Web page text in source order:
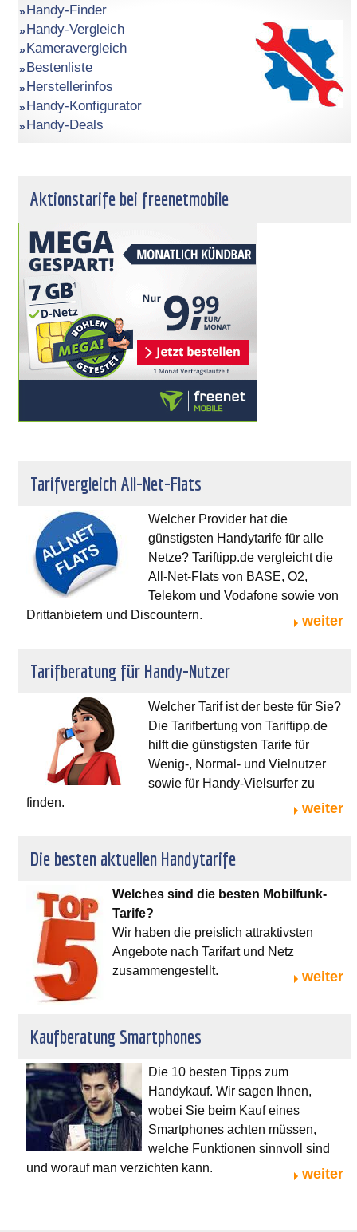
Handy-Finder
Handy-Vergleich
Kameravergleich
Bestenliste
Herstellerinfos
Handy-Konfigurator
Handy-Deals
Aktionstarife bei freenetmobile
Tarifvergleich All-Net-Flats
Welcher Provider hat die
günstigsten Handytarife für alle
Netze? Tariftipp.de vergleicht die
All-Net-Flats von BASE, O2,
Telekom und Vodafone sowie von
Drittanbietern und Discountern.
weiter
Tarifberatung für Handy-Nutzer
Welcher Tarif ist der beste für Sie?
Die Tarifbertung von Tariftipp.de
hilft die günstigsten Tarife für
Wenig-, Normal- und Vielnutzer
sowie für Handy-Vielsurfer zu
finden.
weiter
Die besten aktuellen Handytarife
Welches sind die besten Mobilfunk-
Tarife?
Wir haben die preislich attraktivsten
Angebote nach Tarifart und Netz
zusammengestellt.
weiter
Kaufberatung Smartphones
Die 10 besten Tipps zum
Handykauf. Wir sagen Ihnen,
wobei Sie beim Kauf eines
Smartphones achten müssen,
welche Funktionen sinnvoll sind
und worauf man verzichten kann.
weiter